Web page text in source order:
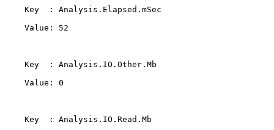
    Key  : Analysis.Elapsed.mSec
    Value: 52
    Key  : Analysis.IO.Other.Mb
    Value: 0
    Key  : Analysis.IO.Read.Mb